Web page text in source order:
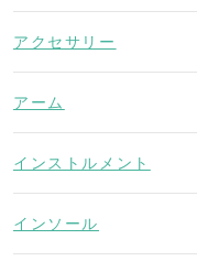
アクセサリー
アーム
インストルメント
インソール